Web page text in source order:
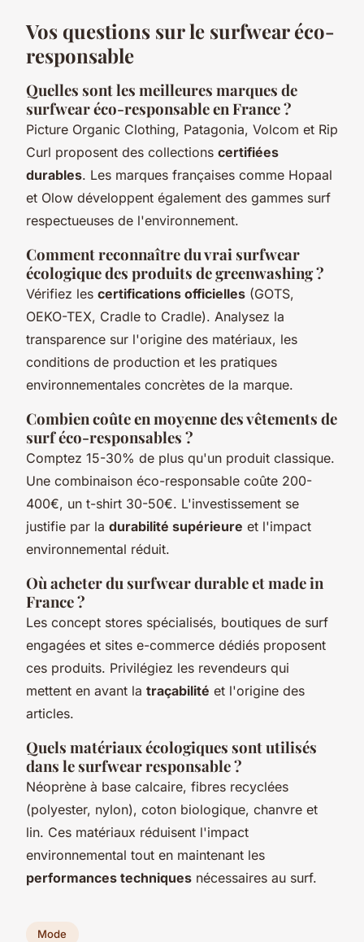
Vos questions sur le surfwear éco-
responsable
Quelles sont les meilleures marques de
surfwear éco-responsable en France ?
Picture Organic Clothing, Patagonia, Volcom et Rip
Curl proposent des collections certifiées
durables. Les marques françaises comme Hopaal
et Olow développent également des gammes surf
respectueuses de l'environnement.
Comment reconnaître du vrai surfwear
écologique des produits de greenwashing ?
Vérifiez les certifications officielles (GOTS,
OEKO-TEX, Cradle to Cradle). Analysez la
transparence sur l'origine des matériaux, les
conditions de production et les pratiques
environnementales concrètes de la marque.
Combien coûte en moyenne des vêtements de
surf éco-responsables ?
Comptez 15-30% de plus qu'un produit classique.
Une combinaison éco-responsable coûte 200-
400€, un t-shirt 30-50€. L'investissement se
justifie par la durabilité supérieure et l'impact
environnemental réduit.
Où acheter du surfwear durable et made in
France ?
Les concept stores spécialisés, boutiques de surf
engagées et sites e-commerce dédiés proposent
ces produits. Privilégiez les revendeurs qui
mettent en avant la traçabilité et l'origine des
articles.
Quels matériaux écologiques sont utilisés
dans le surfwear responsable ?
Néoprène à base calcaire, fibres recyclées
(polyester, nylon), coton biologique, chanvre et
lin. Ces matériaux réduisent l'impact
environnemental tout en maintenant les
performances techniques nécessaires au surf.
Mode